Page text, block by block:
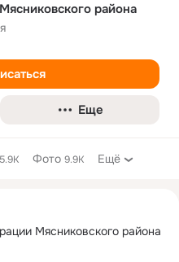
района
Еще
5.9K Фото 9.9K Ещё
Мясниковского района